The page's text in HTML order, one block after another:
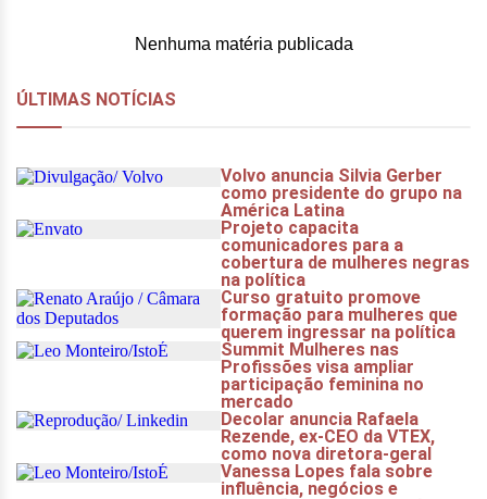
Nenhuma matéria publicada